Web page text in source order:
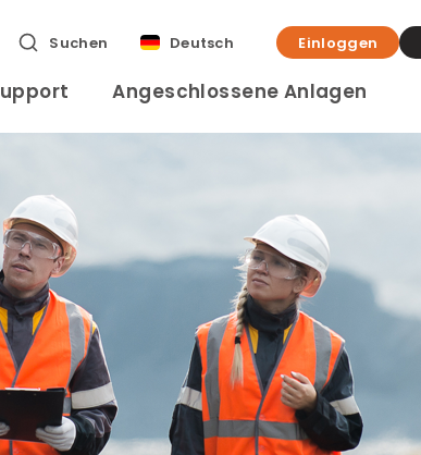
Suchen Deutsch Einloggen
Angeschlossene Anlagen